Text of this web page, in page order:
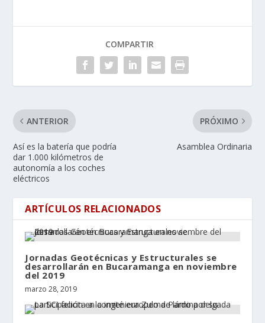
COMPARTIR
ANTERIOR
Así es la batería que podría
dar 1.000 kilómetros de
autonomía a los coches
eléctricos
PRÓXIMO
Asamblea Ordinaria
ARTÍCULOS RELACIONADOS
Jornadas Geotécnicas y Estructurales se
desarrollarán en Bucaramanga en noviembre
del 2019
marzo 28, 2019